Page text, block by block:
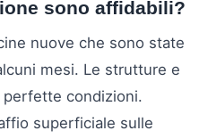
sono affidabili?
nuove che sono state
mesi. Le strutture e
condizioni.
superficiale sulle